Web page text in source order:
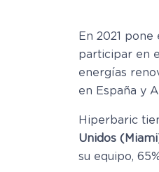
En 2021
participar en
energías
en España y
Hiperbaric
Unidos
su equipo,